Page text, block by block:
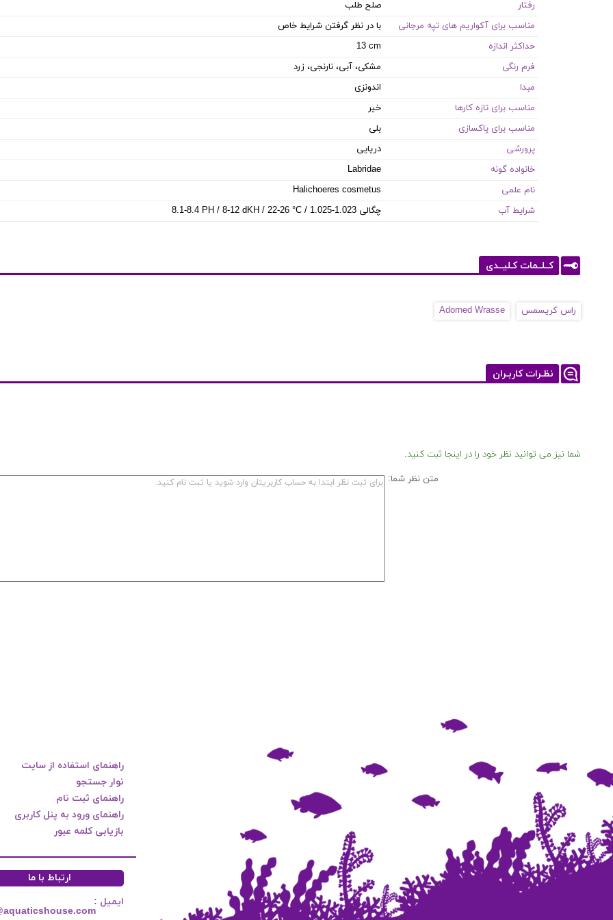
رفتار
صلح طلب
مناسب برای آکواریم های تپه مرجانی
با در نظر گرفتن شرایط خاص
حداکثر اندازه
13 cm
فرم رنگی
مشکی، آبی، نارنجی، زرد
مبدا
اندونزی
مناسب برای تازه کارها
خیر
مناسب برای پاکسازی
بلی
پرورشی
دریایی
خانواده گونه
Labridae
نام علمی
Halichoeres cosmetus
شرایط آب
8.1-8.4 PH / 8-12 dKH / 22-26 °C / چگالی 1.023-1.025
کــلــمات کـلیــدی
راس کریسمس Adorned Wrasse
نظـرات کاربـران
شما نیز می توانید نظر خود را در اینجا ثبت کنید.
متن نظر شما:
راهنمای استفاده از سایت
نوار جستجو
راهنمای ثبت نام
راهنمای ورود به پنل کاربری
بازیابی کلمه عبور
ارتباط با ما
ایمیل :